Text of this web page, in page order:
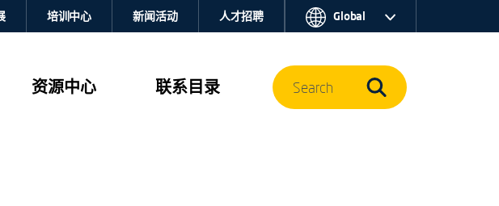
资源中心 联系目录
培训中心 新闻活动 人才招聘 Global
Search